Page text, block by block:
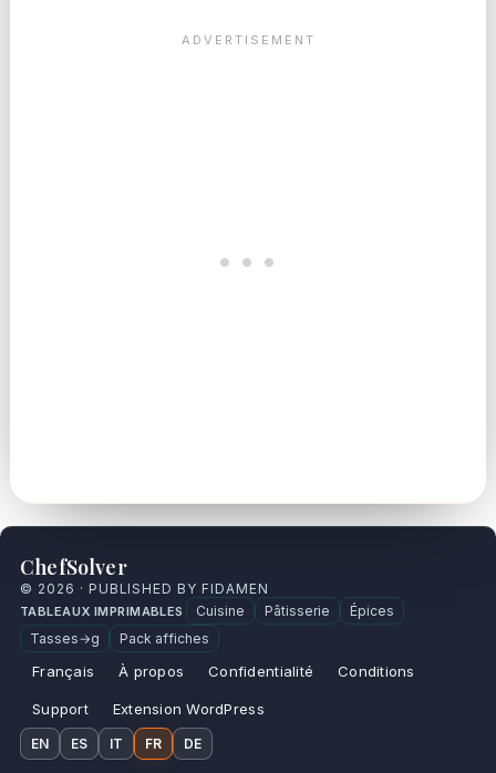
ChefSolver
© 2026 · PUBLISHED BY FIDAMEN
TABLEAUX IMPRIMABLES Cuisine Pâtisserie
Épices
Tasses→g
Pack affiches
Français À propos Confidentialité Conditions
Support Extension WordPress
EN ES IT FR DE